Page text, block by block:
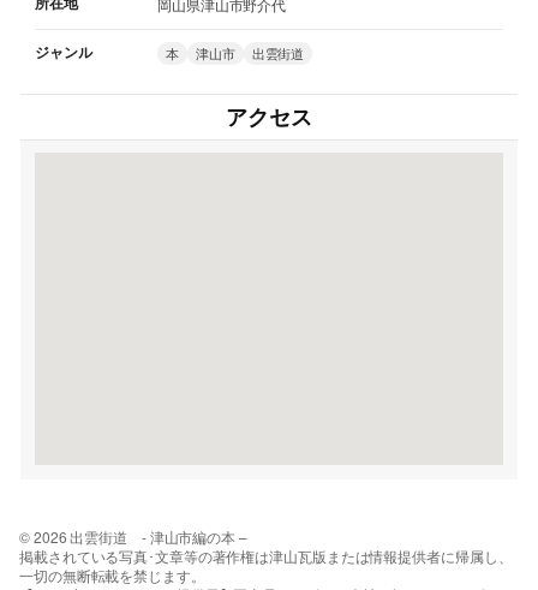
岡山県津山市野介代
ジャンル 本 津山市 出雲街道
アクセス
© 2026 出雲街道 - 津山市編の本 –
掲載されている写真･文章等の著作権は津山瓦版または情報提供者に帰属し、
一切の無断転載を禁じます。